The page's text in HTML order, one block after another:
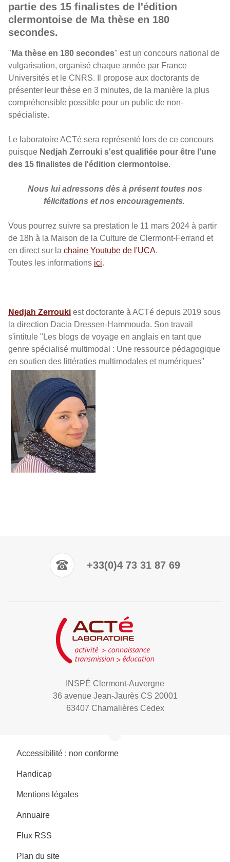
partie des 15 finalistes de l'édition
clermontoise de Ma thèse en 180
secondes.
" Ma thèse en 180 secondes" est un concours national de
vulgarisation, organisé chaque année par France
Universités et le CNRS. Il propose aux doctorants de
présenter leur thèse en 3 minutes, de la manière la plus
compréhensible possible pour un public de non-
spécialiste.
Le laboratoire ACTé sera représenté lors de ce concours
puisque Nedjah Zerrouki s'est qualifiée pour être l'une
des 15 finalistes de l'édition clermontoise.
Nous lui adressons dès à présent toutes nos
félicitations et nos encouragements.
Vous pourrez suivre sa prestation le 11 mars 2024 à partir
de 18h à la Maison de la Culture de Clermont-Ferrand et
en direct sur la chaine Youtube de l'UCA.
Toutes les informations ici.
Nedjah Zerrouki est doctorante à ACTé depuis 2019 sous
la direction Dacia Dressen-Hammouda. Son travail
s'intitule "Les blogs de voyage en anglais en tant que
genre spécialisé multimodal : Une ressource pédagogique
en soutien des littératies multimodales et numériques"
+33(0)4 73 31 87 69
INSPÉ Clermont-Auvergne
36 avenue Jean-Jaurès CS 20001
63407 Chamalières Cedex
Accessibilité : non conforme
Handicap
Mentions légales
Annuaire
Flux RSS
Plan du site